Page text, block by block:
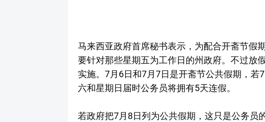
马来西亚政府首席秘书表示，为配合开斋节假
要针对那些星期五为工作日的州政府。不过放
实施。7月6日和7月7日是开斋节公共假期，若
六和星期日届时公务员将拥有5天连假。
若政府把7月8日列为公共假期，这只是公务员